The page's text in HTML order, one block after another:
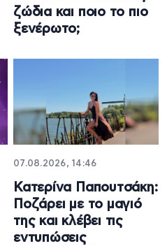
ζώδια και ποιο το πιο
ξενέρωτο;
07.08.2026, 14:46
Κατερίνα Παπουτσάκη:
Ποζάρει με το μαγιό
της και κλέβει τις
εντυπώσεις